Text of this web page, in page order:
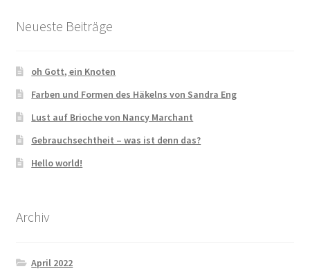
Cookie Policy (EU)
Neueste Beiträge
oh Gott, ein Knoten
Farben und Formen des Häkelns von Sandra Eng
Lust auf Brioche von Nancy Marchant
Gebrauchsechtheit – was ist denn das?
Hello world!
Archiv
April 2022